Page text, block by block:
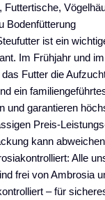
Futtertische,
Bodenfütterung
ist ein
Im Frühjahr und
Futter die
ein
und garantieren
Preis-
kann abweichen
Alle
frei von Ambrosia
– für